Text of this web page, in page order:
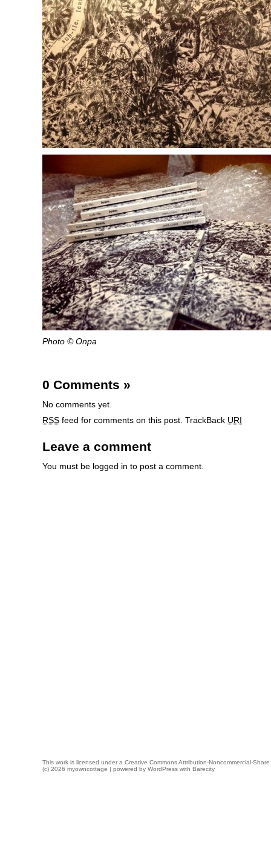
Photo © Onpa
0 Comments »
No comments yet.
RSS feed for comments on this post. TrackBack URI
Leave a comment
You must be logged in to post a comment.
This work is licensed under a Creative Commons Attribution-Noncommercial-
(c) 2026 myowncottage | powered by WordPress with Barecity